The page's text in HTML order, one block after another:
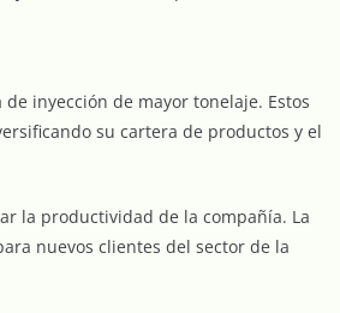
inyección de mayor tonelaje. Estos
su cartera de productos y el
la productividad de la compañía. La
nuevos clientes del sector de la